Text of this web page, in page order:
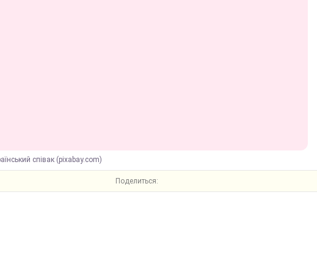
співак (pixabay.com)
Поделиться: